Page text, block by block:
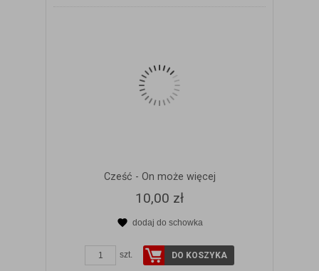
Cześć - On może więcej
10,00 zł
dodaj do schowka
szt. DO KOSZYKA